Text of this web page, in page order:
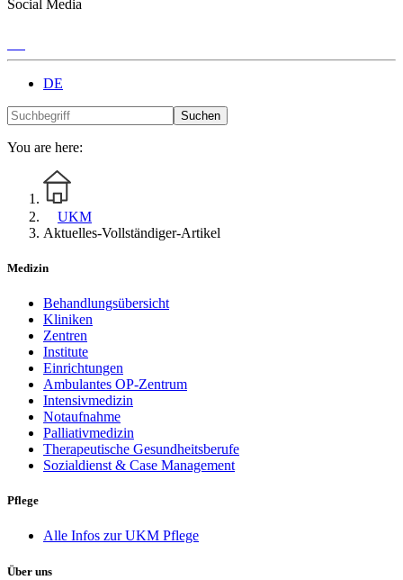
Social Media
DE
Suchen
You are here:
UKM
Aktuelles-Vollständiger-Artikel
Medizin
Behandlungsübersicht
Kliniken
Zentren
Institute
Einrichtungen
Ambulantes OP-Zentrum
Intensivmedizin
Notaufnahme
Palliativmedizin
Therapeutische Gesundheitsberufe
Sozialdienst & Case Management
Pflege
Alle Infos zur UKM Pflege
Über uns